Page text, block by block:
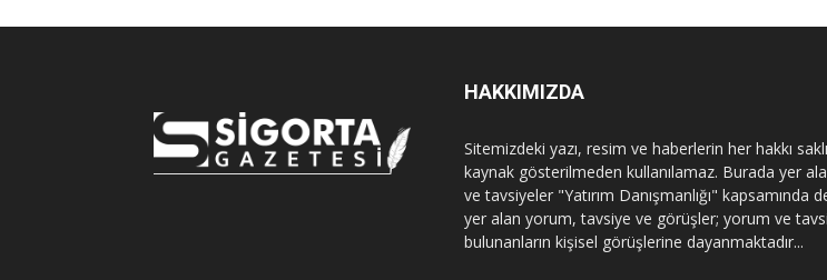
HAKKIMIZDA
Sitemizdeki yazı, resim ve haberlerin her hakkı
kaynak gösterilmeden kullanılamaz. Burada yer
ve tavsiyeler "Yatırım Danışmanlığı" kapsamında
yer alan yorum, tavsiye ve görüşler; yorum ve
bulunanların kişisel görüşlerine dayanmaktadır...